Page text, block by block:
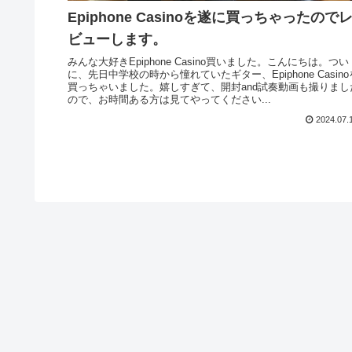
Epiphone Casinoを遂に買っちゃったのでレ
ビューします。
みんな大好きEpiphone Casino買いました。こんにちは。つい
に、先日中学校の時から憧れていたギター、Epiphone Casino
買っちゃいました。嬉しすぎて、開封and試奏動画も撮りまし
ので、お時間ある方は見てやってください...